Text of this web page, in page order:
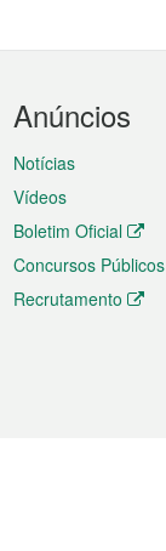
Anúncios
Notícias
Vídeos
Boletim Oficial
Concursos Públicos
Recrutamento